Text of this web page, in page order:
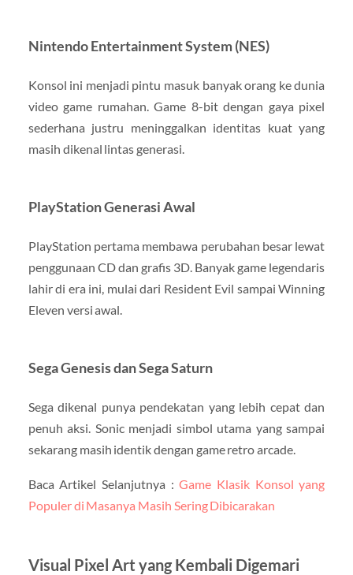
Nintendo Entertainment System (NES)
Konsol ini menjadi pintu masuk banyak orang ke dunia
video game rumahan. Game 8-bit dengan gaya pixel
sederhana justru meninggalkan identitas kuat yang
masih dikenal lintas generasi.
PlayStation Generasi Awal
PlayStation pertama membawa perubahan besar lewat
penggunaan CD dan grafis 3D. Banyak game legendaris
lahir di era ini, mulai dari Resident Evil sampai Winning
Eleven versi awal.
Sega Genesis dan Sega Saturn
Sega dikenal punya pendekatan yang lebih cepat dan
penuh aksi. Sonic menjadi simbol utama yang sampai
sekarang masih identik dengan game retro arcade.
Baca Artikel Selanjutnya :Game Klasik Konsol yang
Populer di Masanya Masih Sering Dibicarakan
Visual Pixel Art yang Kembali Digemari